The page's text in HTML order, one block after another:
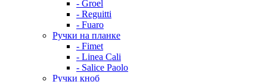
- Groel
- Reguitti
- Fuaro
Ручки на планке
- Fimet
- Linea Cali
- Salice Paolo
Ручки кноб